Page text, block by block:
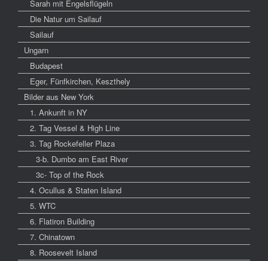
Sarah mit Engelsflügeln
Die Natur um Sailauf
Sailauf
Ungarn
Budapest
Eger, Fünfkirchen, Keszthely
Bilder aus New York
1. Ankunft in NY
2. Tag Vessel & High Line
3. Tag Rockefeller Plaza
3-b. Dumbo am East River
3c- Top of the Rock
4. Ocullus & Staten Island
5. WTC
6. Flatiron Building
7. Chinatown
8. Roosevelt Island